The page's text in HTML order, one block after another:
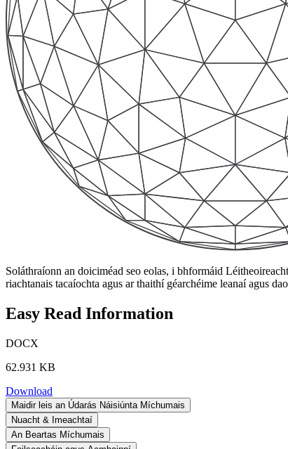
Soláthraíonn an doiciméad seo eolas, i bhformáid
riachtanais tacaíochta agus ar thaithí géarchéime leanaí agus
Easy Read Information
DOCX
62.931 KB
Download
Maidir leis an Údarás Náisiúnta Míchumais
Nuacht & Imeachtaí
An Beartas Míchumais